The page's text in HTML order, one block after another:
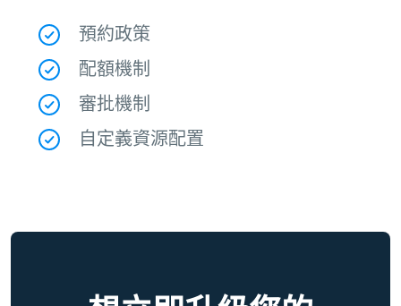
預約政策
配額機制
審批機制
自定義資源配置